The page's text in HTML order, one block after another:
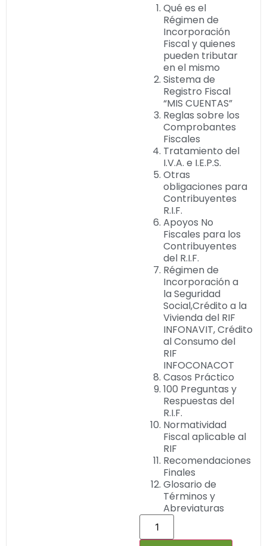
Qué es el
Régimen de
Incorporación
Fiscal y quienes
pueden tributar
en el mismo
Sistema de
Registro Fiscal
“MIS CUENTAS”
Reglas sobre los
Comprobantes
Fiscales
Tratamiento del
I.V.A. e I.E.P.S.
Otras
obligaciones para
Contribuyentes
R.I.F.
Apoyos No
Fiscales para los
Contribuyentes
del R.I.F.
Régimen de
Incorporación a
la Seguridad
Social,Crédito a la
Vivienda del RIF
INFONAVIT, Crédito
al Consumo del
RIF
INFOCONACOT
Casos Práctico
100 Preguntas y
Respuestas del
R.I.F.
Normatividad
Fiscal aplicable al
RIF
Recomendaciones
Finales
Glosario de
Términos y
Abreviaturas